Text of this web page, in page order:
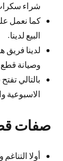
شراء
كما نعمل
البيع لدينا.
وصيانة قطع
الاسبوعية
صفات
أولا